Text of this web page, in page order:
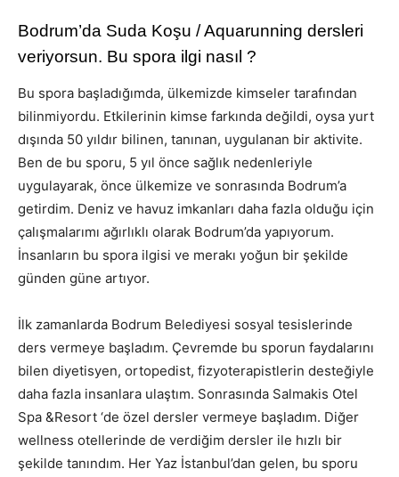
Bodrum’da Suda Koşu / Aquarunning dersleri
veriyorsun. Bu spora ilgi nasıl ?
Bu spora başladığımda, ülkemizde kimseler tarafından
bilinmiyordu. Etkilerinin kimse farkında değildi, oysa yurt
dışında 50 yıldır bilinen, tanınan, uygulanan bir aktivite.
Ben de bu sporu, 5 yıl önce sağlık nedenleriyle
uygulayarak, önce ülkemize ve sonrasında Bodrum’a
getirdim. Deniz ve havuz imkanları daha fazla olduğu için
çalışmalarımı ağırlıklı olarak Bodrum’da yapıyorum.
İnsanların bu spora ilgisi ve merakı yoğun bir şekilde
günden güne artıyor.
İlk zamanlarda Bodrum Belediyesi sosyal tesislerinde
ders vermeye başladım. Çevremde bu sporun faydalarını
bilen diyetisyen, ortopedist, fizyoterapistlerin desteğiyle
daha fazla insanlara ulaştım. Sonrasında Salmakis Otel
Spa &Resort ‘de özel dersler vermeye başladım. Diğer
wellness otellerinde de verdiğim dersler ile hızlı bir
şekilde tanındım. Her Yaz İstanbul’dan gelen, bu sporu